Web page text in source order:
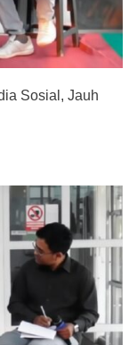
Sosial, Jauh